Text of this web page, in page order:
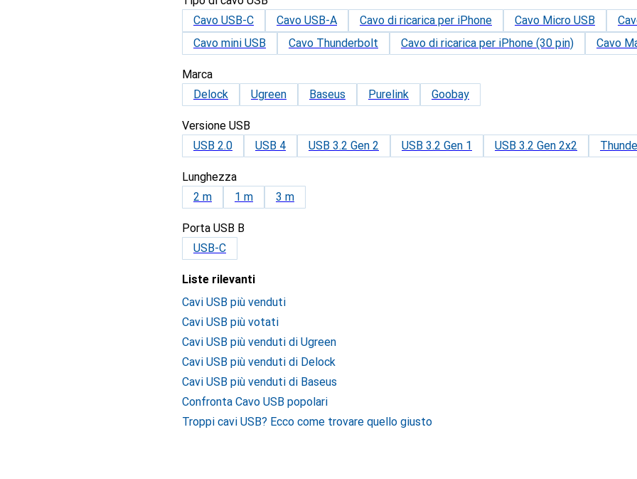
Cavo USB-C
Cavo USB-A Cavo di ricarica per iPhone Cavo Micro USB
Cavo mini USB
Cavo Thunderbolt Cavo di ricarica per iPhone (30 pin) Cavo
Marca
Delock
Ugreen Baseus Purelink Goobay
Versione USB
USB 2.0
USB 4 USB 3.2 Gen 2 USB 3.2 Gen 1 USB 3.2 Gen 2x2
Lunghezza
2 m
1 m 3 m
Porta USB B
USB-C
Liste rilevanti
Cavi USB più venduti
Cavi USB più votati
Cavi USB più venduti di Ugreen
Cavi USB più venduti di Delock
Cavi USB più venduti di Baseus
Confronta Cavo USB popolari
Troppi cavi USB? Ecco come trovare quello giusto